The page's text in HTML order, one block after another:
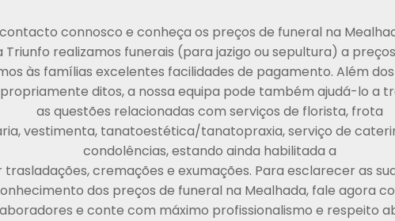
connosco e conheça os preços de funeral na
Triunfo realizamos funerais (para jazigo ou sepultura) a
às famílias excelentes facilidades de pagamento. Além
ditos, a nossa equipa pode também ajudá-lo a
as questões relacionadas com serviços de florista, frota
vestimenta, tanatoestética/tanatopraxia, serviço de
condolências, estando ainda habilitada a
trasladações, cremações e exumações. Para esclarecer as
dos preços de funeral na Mealhada, fale agora
e conte com máximo profissionalismo e respeito
PLANO